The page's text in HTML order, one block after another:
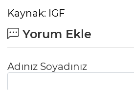
Kaynak: IGF
Yorum Ekle
Adınız Soyadınız